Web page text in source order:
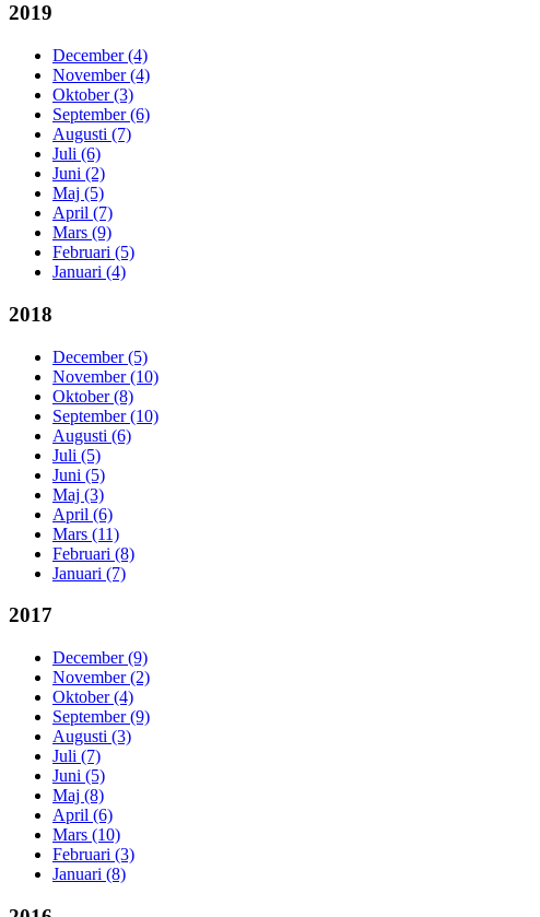
2019
December (4)
November (4)
Oktober (3)
September (6)
Augusti (7)
Juli (6)
Juni (2)
Maj (5)
April (7)
Mars (9)
Februari (5)
Januari (4)
2018
December (5)
November (10)
Oktober (8)
September (10)
Augusti (6)
Juli (5)
Juni (5)
Maj (3)
April (6)
Mars (11)
Februari (8)
Januari (7)
2017
December (9)
November (2)
Oktober (4)
September (9)
Augusti (3)
Juli (7)
Juni (5)
Maj (8)
April (6)
Mars (10)
Februari (3)
Januari (8)